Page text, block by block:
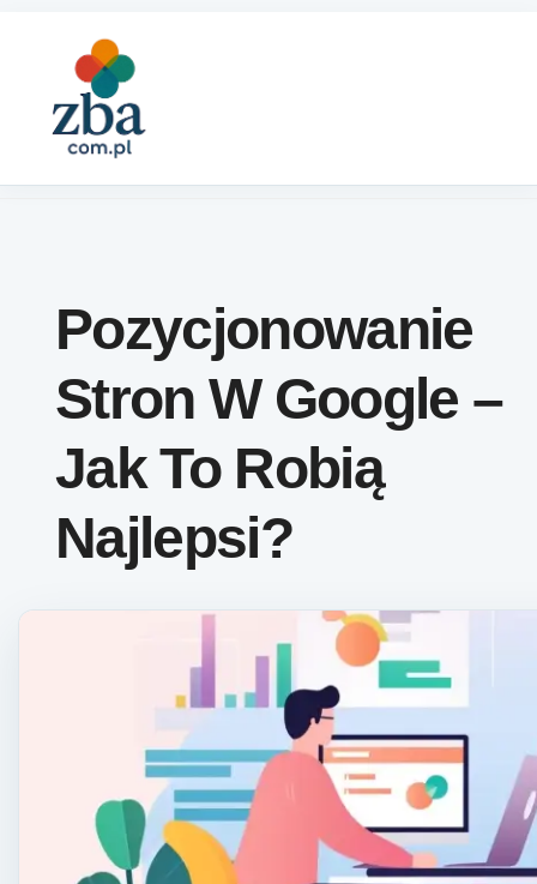
Pozycjonowanie
Stron W Google –
Jak To Robią
Najlepsi?